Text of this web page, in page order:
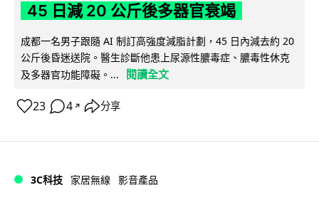
45 日減 20 公斤後多器官衰竭
成都一名男子跟隨 AI 制訂高強度減脂計劃，45 日內減去約 20
公斤後昏迷送院。醫生診斷他患上尿源性膿毒症、膿毒性休克
及多器官功能障礙。...
閱讀全文
23 4 ↗ 分享
3C科技 家居無線 影音產品